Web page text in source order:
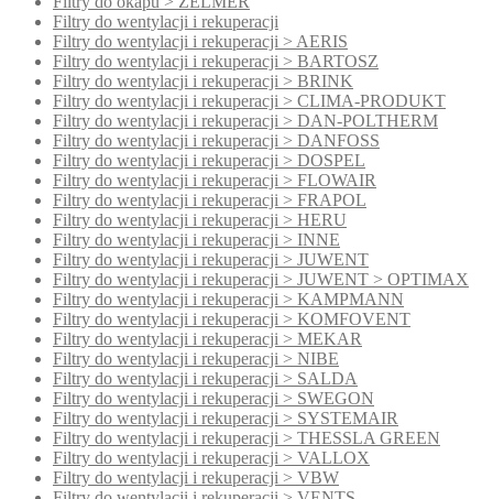
Filtry do wentylacji i rekuperacji
Filtry do wentylacji i rekuperacji > AERIS
Filtry do wentylacji i rekuperacji > BARTOSZ
Filtry do wentylacji i rekuperacji > BRINK
Filtry do wentylacji i rekuperacji > CLIMA-PRODUKT
Filtry do wentylacji i rekuperacji > DAN-POLTHERM
Filtry do wentylacji i rekuperacji > DANFOSS
Filtry do wentylacji i rekuperacji > DOSPEL
Filtry do wentylacji i rekuperacji > FLOWAIR
Filtry do wentylacji i rekuperacji > FRAPOL
Filtry do wentylacji i rekuperacji > HERU
Filtry do wentylacji i rekuperacji > INNE
Filtry do wentylacji i rekuperacji > JUWENT
Filtry do wentylacji i rekuperacji > JUWENT > OPTIMAX
Filtry do wentylacji i rekuperacji > KAMPMANN
Filtry do wentylacji i rekuperacji > KOMFOVENT
Filtry do wentylacji i rekuperacji > MEKAR
Filtry do wentylacji i rekuperacji > NIBE
Filtry do wentylacji i rekuperacji > SALDA
Filtry do wentylacji i rekuperacji > SWEGON
Filtry do wentylacji i rekuperacji > SYSTEMAIR
Filtry do wentylacji i rekuperacji > THESSLA GREEN
Filtry do wentylacji i rekuperacji > VALLOX
Filtry do wentylacji i rekuperacji > VBW